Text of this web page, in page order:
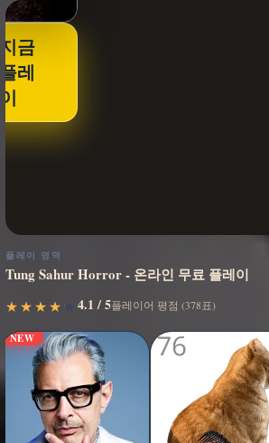
지금
플레
이
플레이 영역
Tung Sahur Horror - 온라인 무료 플레이
★
★ ★
★ ★
★ ★
★ ★★ 4.1 / 5플레이어 평점 (378표)
NEW